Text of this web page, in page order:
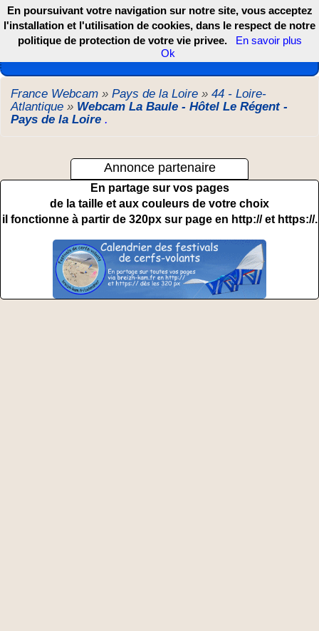
Les webcams de France, DOM TOM et COM
France Webcam » Pays de la Loire » 44 - Loire-
Atlantique » Webcam La Baule - Hôtel Le Régent -
Pays de la Loire .
Annonce partenaire
En partage sur vos pages
de la taille et aux couleurs de votre choix
il fonctionne à partir de 320px sur page en http:// et https://.
En poursuivant votre navigation sur notre site, vous acceptez
l'installation et l'utilisation de cookies, dans le respect de notre
politique de protection de votre vie privee.
En savoir plus
Ok